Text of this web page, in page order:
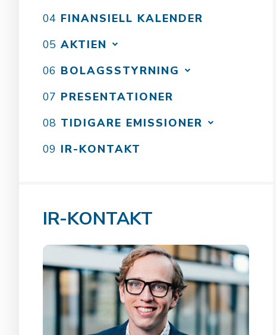
FINANSIELL KALENDER
AKTIEN
BOLAGSSTYRNING
PRESENTATIONER
TIDIGARE EMISSIONER
IR-KONTAKT
IR-KONTAKT